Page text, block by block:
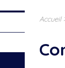
Accueil